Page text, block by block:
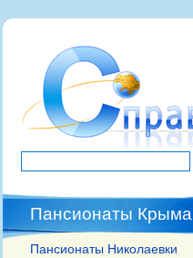
Пансионаты Крыма
Пансионаты Николаевки